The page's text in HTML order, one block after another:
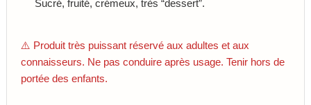
Sucré, fruité, crémeux, très “dessert”.
⚠️ Produit très puissant réservé aux adultes et aux
connaisseurs. Ne pas conduire après usage. Tenir hors de
portée des enfants.